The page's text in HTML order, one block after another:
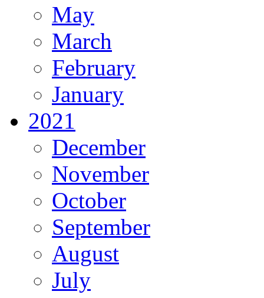
May
March
February
January
2021
December
November
October
September
August
July